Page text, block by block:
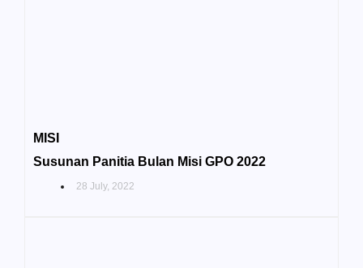
MISI
Susunan Panitia Bulan Misi GPO 2022
28 July, 2022